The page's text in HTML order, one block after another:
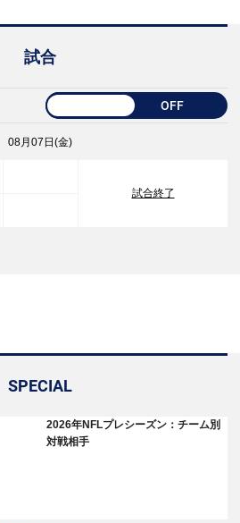
試合
OFF
08月07日(金)
試合終了
SPECIAL
2026年NFLプレシーズン：チーム別
対戦相手